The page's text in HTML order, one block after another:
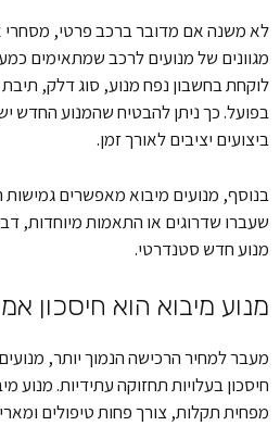
לא משנה אם מדובר ברכב פרטי, מסחרי
מגוונים של מנועים לרכב שמתאימים
לוקחת בחשבון נפח מנוע, סוג דלק, תיבת
בפועל. כך ניתן להבטיח שהמנוע החדש
ביצועים יציבים לאורך זמן.
בנוסף, מנועים מיבוא מאפשרים גמישות
שעברו שדרוגים או התאמות מיוחדות,
מנוע חדש סטנדרטי.
מנוע מיבוא הוא חיסכון
מעבר למחיר הרכישה הנמוך יותר,
חיסכון בעלויות תחזוקה עתידיות. מנוע
מפחית תקלות, צורך פחות טיפולים